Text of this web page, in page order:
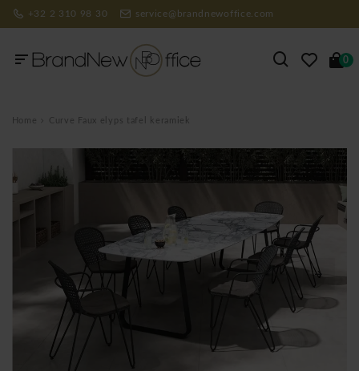
+32 2 310 98 30 service@brandnewoffice.com
0
Home Curve Faux elyps tafel keramiek